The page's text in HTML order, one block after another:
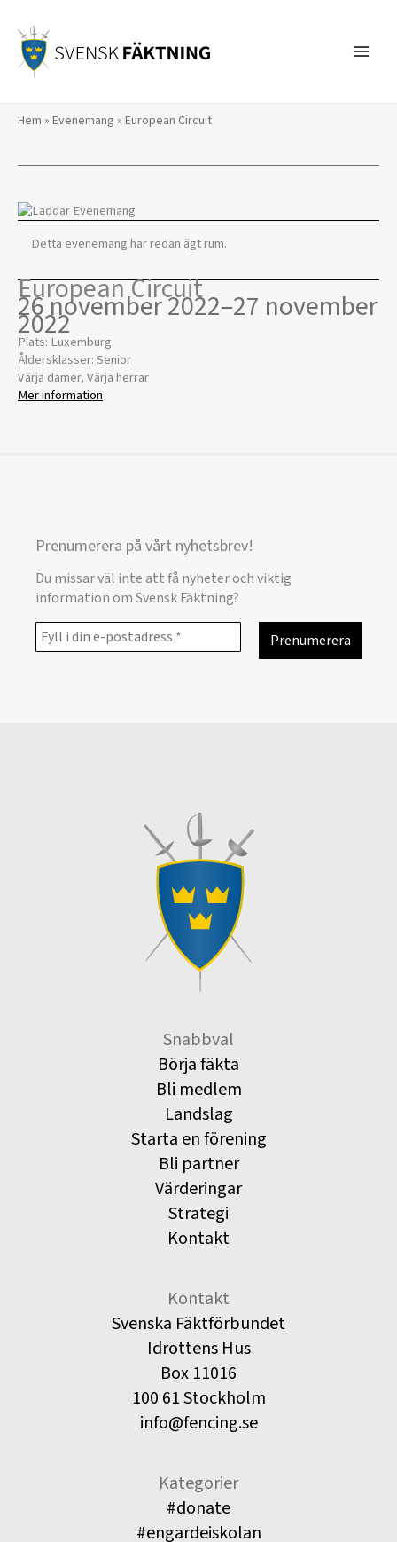
innehåll
Hem » Evenemang » European Circuit
Detta evenemang har redan ägt rum.
European Circuit
26 november 2022–27 november
2022
Plats: Luxemburg
Åldersklasser: Senior
Värja damer, Värja herrar
Mer information
Prenumerera på vårt nyhetsbrev!
Du missar väl inte att få nyheter och viktig
information om Svensk Fäktning?
Snabbval
Börja fäkta
Bli medlem
Landslag
Starta en förening
Bli partner
Värderingar
Strategi
Kontakt
Kontakt
Svenska Fäktförbundet
Idrottens Hus
Box 11016
100 61 Stockholm
info@fencing.se
Kategorier
#donate
#engardeiskolan